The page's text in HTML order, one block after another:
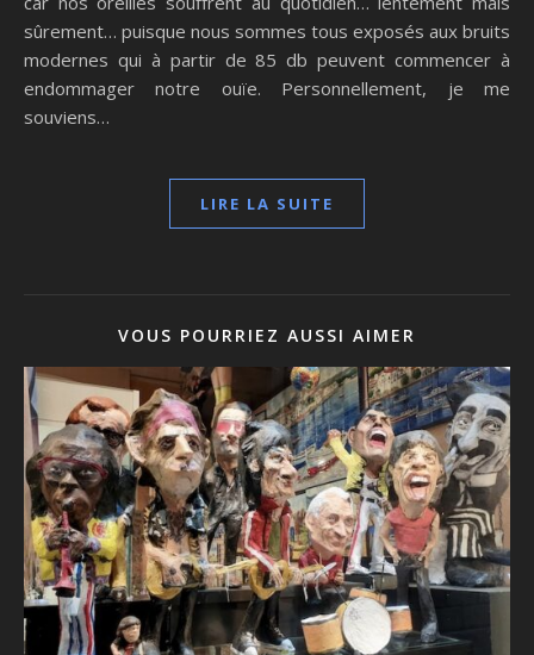
sûrement… puisque nous sommes tous exposés aux bruits
modernes qui à partir de 85 db peuvent commencer à
endommager notre ouïe. Personnellement, je me
souviens…
LIRE LA SUITE
VOUS POURRIEZ AUSSI AIMER